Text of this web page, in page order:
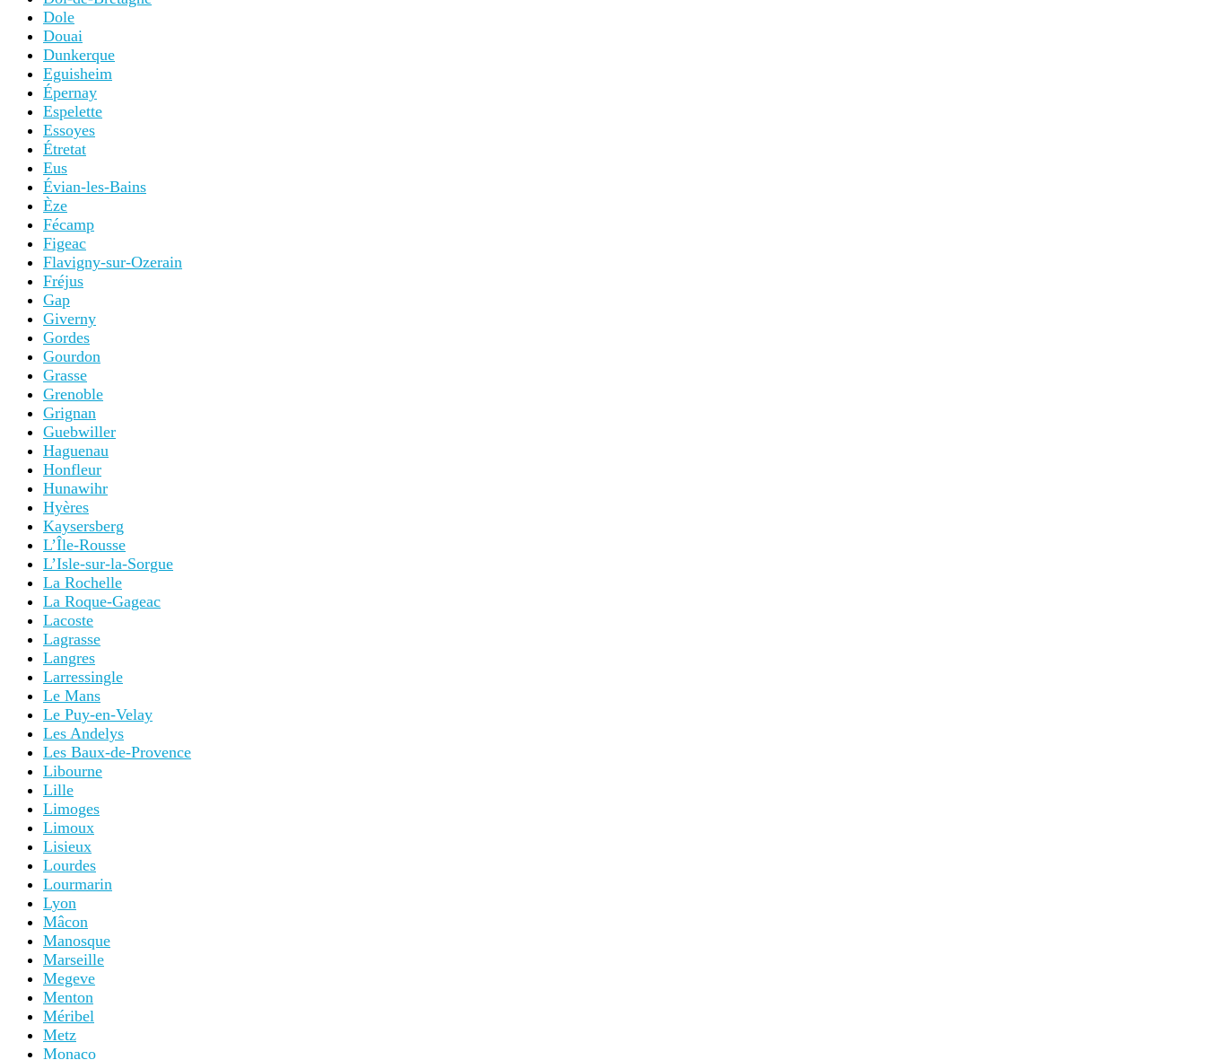
Dole
Douai
Dunkerque
Eguisheim
Épernay
Espelette
Essoyes
Étretat
Eus
Évian-les-Bains
Èze
Fécamp
Figeac
Flavigny-sur-Ozerain
Fréjus
Gap
Giverny
Gordes
Gourdon
Grasse
Grenoble
Grignan
Guebwiller
Haguenau
Honfleur
Hunawihr
Hyères
Kaysersberg
L’Île-Rousse
L’Isle-sur-la-Sorgue
La Rochelle
La Roque-Gageac
Lacoste
Lagrasse
Langres
Larressingle
Le Mans
Le Puy-en-Velay
Les Andelys
Les Baux-de-Provence
Libourne
Lille
Limoges
Limoux
Lisieux
Lourdes
Lourmarin
Lyon
Mâcon
Manosque
Marseille
Megeve
Menton
Méribel
Metz
Monaco